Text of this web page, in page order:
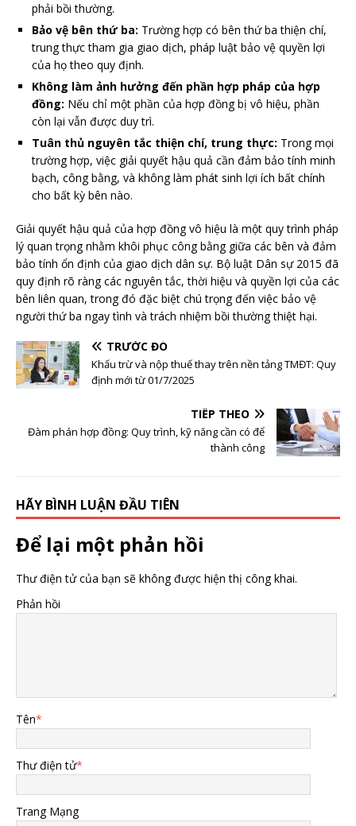
phải bồi thường.
Bảo vệ bên thứ ba: Trường hợp có bên thứ ba thiện chí,
trung thực tham gia giao dịch, pháp luật bảo vệ quyền lợi
của họ theo quy định.
Không làm ảnh hưởng đến phần hợp pháp của hợp
đồng: Nếu chỉ một phần của hợp đồng bị vô hiệu, phần
còn lại vẫn được duy trì.
Tuân thủ nguyên tắc thiện chí, trung thực: Trong mọi
trường hợp, việc giải quyết hậu quả cần đảm bảo tính minh
bạch, công bằng, và không làm phát sinh lợi ích bất chính
cho bất kỳ bên nào.
Giải quyết hậu quả của hợp đồng vô hiệu là một quy trình pháp
lý quan trọng nhằm khôi phục công bằng giữa các bên và đảm
bảo tính ổn định của giao dịch dân sự. Bộ luật Dân sự 2015 đã
quy định rõ ràng các nguyên tắc, thời hiệu và quyền lợi của các
bên liên quan, trong đó đặc biệt chú trọng đến việc bảo vệ
người thứ ba ngay tình và trách nhiệm bồi thường thiệt hại.
TRƯỚC ĐÓ
Khấu trừ và nộp thuế thay trên nền tảng TMĐT: Quy
định mới từ 01/7/2025
TIẾP THEO
Đàm phán hợp đồng: Quy trình, kỹ năng cần có để
thành công
HÃY BÌNH LUẬN ĐẦU TIÊN
Để lại một phản hồi
Thư điện tử của bạn sẽ không được hiện thị công khai.
Phản hồi
Tên*
Thư điện tử*
Trang Mạng